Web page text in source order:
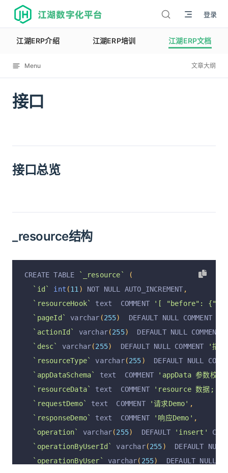
江湖数字化平台 登录
江湖ERP介绍 江湖ERP培训 江湖ERP文档
Menu 文章大纲
接口
12076
接口总览
_resource结构
CREATE TABLE `_resource`
(
`id`
int (11) NOT NULL AUTO_INCREMENT ,
`resourceHook`
text  COMMENT
'[ "before":
`pageId`
varchar (255)
  DEFAULT NULL COMMENT
`actionId`
varchar(255)
  DEFAULT NULL COMMENT
`desc`
varchar(255)
  DEFAULT NULL COMMENT
'描
`resourceType`
varchar(255)
DEFAULT NULL
`appDataSchema`
text  COMMENT
'appData 参数校
`resourceData`
text  COMMENT
'resource 数据;
`requestDemo`
text  COMMENT '请求Demo' ,
`responseDemo`
text  COMMENT '响应Demo' ,
`operation`
varchar(255)
  DEFAULT
'insert'
`operationByUserId`
varchar(255)
DEFAULT
`operationByUser`
varchar( 255)
DEFAULT NULL